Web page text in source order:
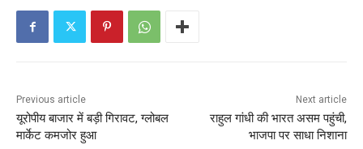
Previous article
यूरोपीय बाजार में बड़ी गिरावट, ग्लोबल
मार्केट कमजोर हुआ
Next article
राहुल गांधी की भारत असम पहुंची,
भाजपा पर साधा निशाना